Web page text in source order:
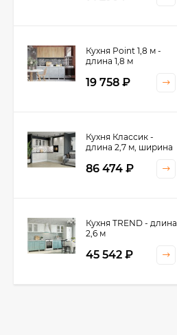
Кухня Point 1,8 м -
длина 1,8 м
19 758 ₽
Кухня Классик -
длина 2,7 м, ширина
86 474 ₽
Кухня TREND - длина
2,6 м
45 542 ₽